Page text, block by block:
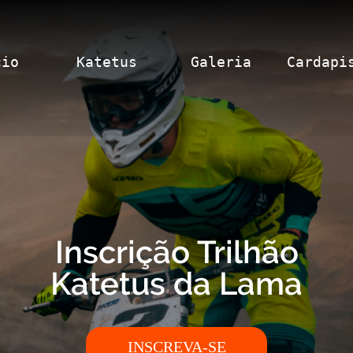
Katetus Galeria
Inscrição Trilhão
Katetus da Lama
INSCREVA-SE